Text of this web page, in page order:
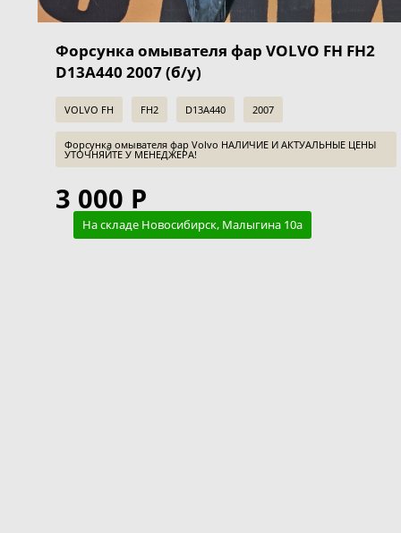
Форсунка омывателя фар VOLVO FH FH2
D13A440 2007 (б/у)
VOLVO FH FH2 D13A440 2007
Форсунка омывателя фар Volvo НАЛИЧИЕ И АКТУАЛЬНЫЕ ЦЕНЫ
УТОЧНЯЙТЕ У МЕНЕДЖЕРА!
3 000 Р
На складе Новосибирск, Малыгина 10а